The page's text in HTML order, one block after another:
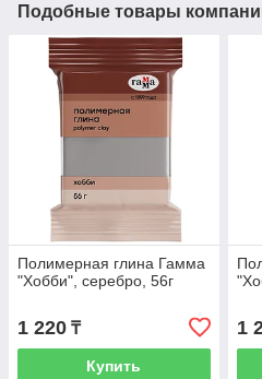
Подобные товары
Полимерная глина Гамма
"Хобби", серебро, 56г
1 220 ₸
Купить
1